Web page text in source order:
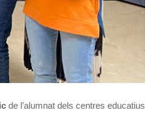
de l’alumnat dels centres educatius